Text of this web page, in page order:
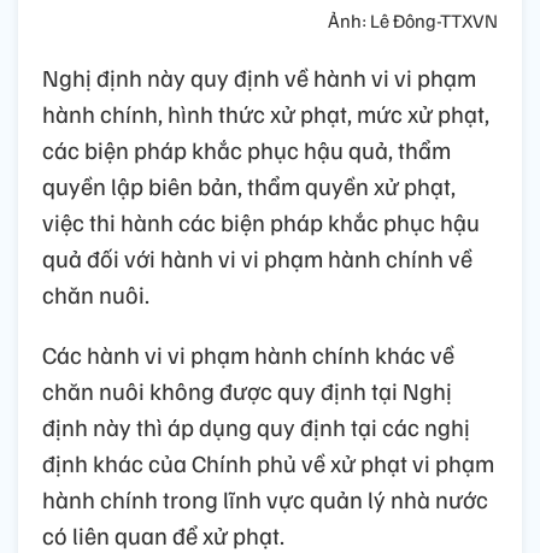
Ảnh: Lê Đông-TTXVN
Nghị định này quy định về hành vi vi phạm
hành chính, hình thức xử phạt, mức xử phạt,
các biện pháp khắc phục hậu quả, thẩm
quyền lập biên bản, thẩm quyền xử phạt,
việc thi hành các biện pháp khắc phục hậu
quả đối với hành vi vi phạm hành chính về
chăn nuôi.
Các hành vi vi phạm hành chính khác về
chăn nuôi không được quy định tại Nghị
định này thì áp dụng quy định tại các nghị
định khác của Chính phủ về xử phạt vi phạm
hành chính trong lĩnh vực quản lý nhà nước
có liên quan để xử phạt.